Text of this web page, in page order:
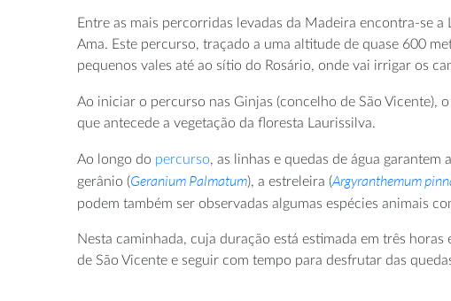
Entre as mais percorridas levadas da Madeira encontra-se a
Ama. Este percurso, traçado a uma altitude de quase 600
pequenos vales até ao sítio do Rosário, onde vai irrigar os
Ao iniciar o percurso nas Ginjas (concelho de São Vicente),
que antecede a vegetação da floresta Laurissilva.
Ao longo do percurso, as linhas e quedas de água
gerânio (Geranium Palmatum), a estreleira (Argyranthemum
podem também ser observadas algumas espécies animais
Nesta caminhada, cuja duração está estimada em três
de São Vicente e seguir com tempo para desfrutar das